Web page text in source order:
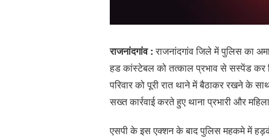
राजनांदगांव :राजनांदगांव जिले में पुलिस का
हड कांस्टेबल को तत्काल प्रभाव से सस्पेंड कर
परिवार को पूरी रात थाने में बैठाकर रखने के
सख्त कार्रवाई करते हुए थाना प्रभारी और
एसपी के इस एक्शन के बाद पुलिस महकमे में